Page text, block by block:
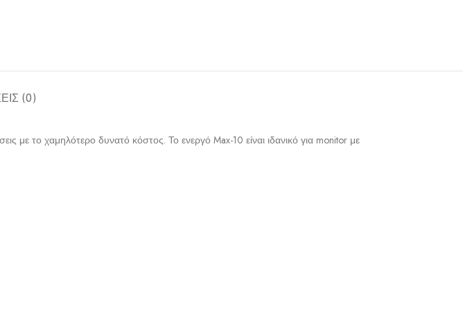
(0)
με το χαμηλότερο δυνατό κόστος. Το ενεργό Max-10 είναι ιδανικό για monitor με